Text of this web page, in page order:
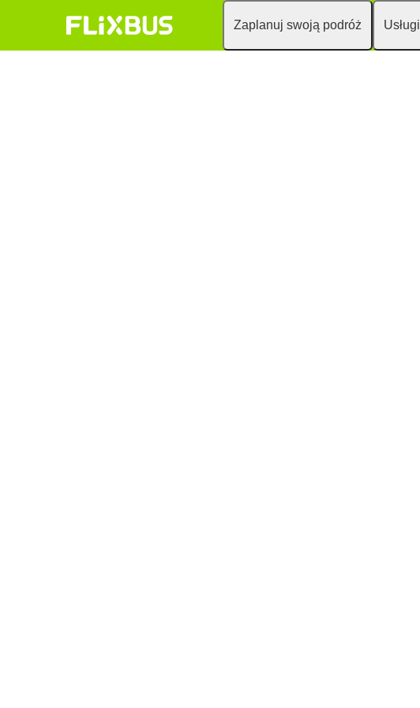
Zaplanuj swoją podróż Usługi